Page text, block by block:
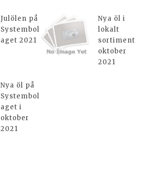
Julölen på
Systembol
aget 2021
Nya öl i
lokalt
sortiment
oktober
2021
Nya öl på
Systembol
aget i
oktober
2021